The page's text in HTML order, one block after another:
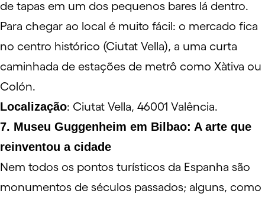
de tapas em um dos pequenos bares lá dentro.
Para chegar ao local é muito fácil: o mercado fica
no centro histórico (Ciutat Vella), a uma curta
caminhada de estações de metrô como Xàtiva ou
Colón.
Localização: Ciutat Vella, 46001 Valência.
7. Museu Guggenheim em Bilbao: A arte que
reinventou a cidade
Nem todos os pontos turísticos da Espanha são
monumentos de séculos passados; alguns, como